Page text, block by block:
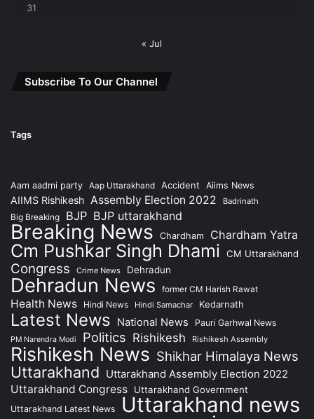
31
« Jul
Subscribe To Our Channel
Tags
Aam aadmi party Aap Uttarakhand Accident Aiims News
AIIMS Rishikesh Assembly Election 2022 Badrinath
Big Breaking BJP BJP uttarakhand
Breaking News Chardham Chardham Yatra
Cm Pushkar Singh Dhami CM Uttarakhand
Congress Crime News Dehradun
Dehradun News former CM Harish Rawat
Health News Hindi News Hindi Samachar Kedarnath
Latest News National News Pauri Garhwal News
PM Narendra Modi Politics Rishikesh Rishikesh Assembly
Rishikesh News Shikhar Himalaya News
Uttarakhand Uttarakhand Assembly Election 2022
Uttarakhand Congress
Uttarakhand Government
Uttarakhand Latest News Uttarakhand news